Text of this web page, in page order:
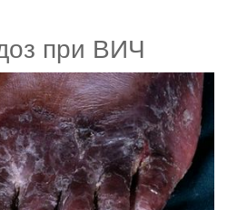
при ВИЧ